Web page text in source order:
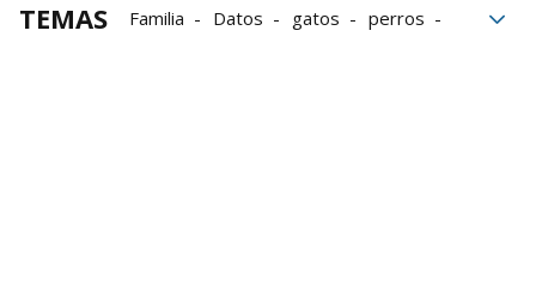
TEMAS Familia Datos gatos
perros